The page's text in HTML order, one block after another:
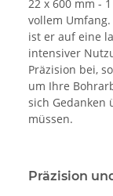
22 x 600 mm -
vollem
ist er auf eine
intensiver
Präzision bei,
um Ihre
sich Gedanken
müssen.
Präzision